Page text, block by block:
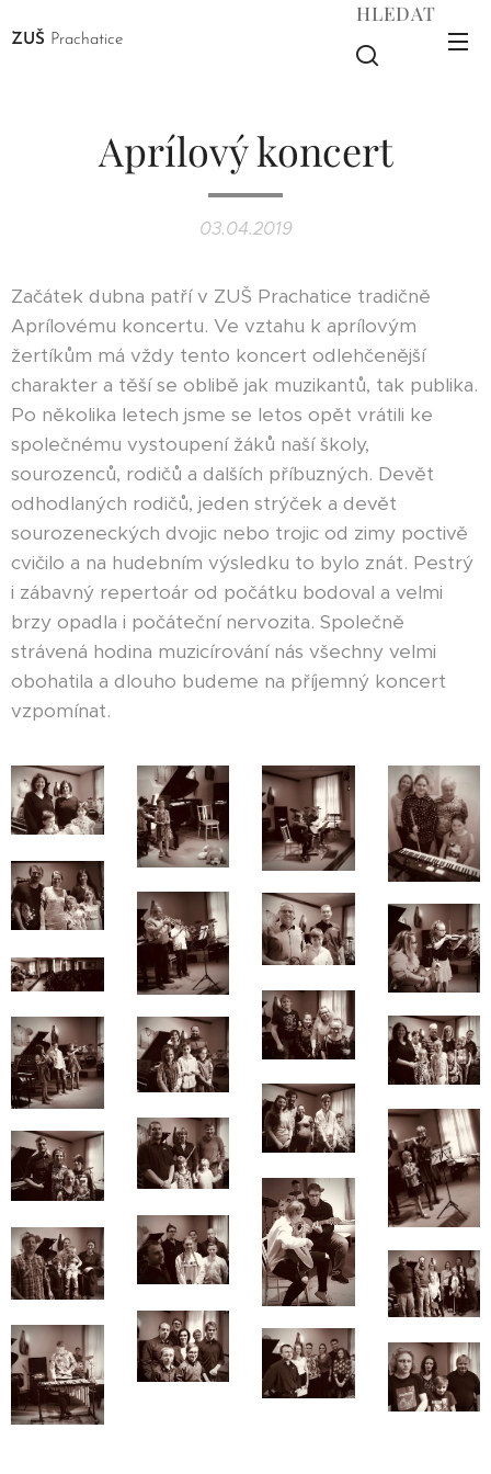
ZUŠ Prachatice
HLEDAT
Aprílový koncert
03.04.2019
Začátek dubna patří v ZUŠ Prachatice tradičně
Aprílovému koncertu. Ve vztahu k aprílovým
žertíkům má vždy tento koncert odlehčenější
charakter a těší se oblibě jak muzikantů, tak publika.
Po několika letech jsme se letos opět vrátili ke
společnému vystoupení žáků naší školy,
sourozenců, rodičů a dalších příbuzných. Devět
odhodlaných rodičů, jeden strýček a devět
sourozeneckých dvojic nebo trojic od zimy poctivě
cvičilo a na hudebním výsledku to bylo znát. Pestrý
i zábavný repertoár od počátku bodoval a velmi
brzy opadla i počáteční nervozita. Společně
strávená hodina muzicírování nás všechny velmi
obohatila a dlouho budeme na příjemný koncert
vzpomínat.